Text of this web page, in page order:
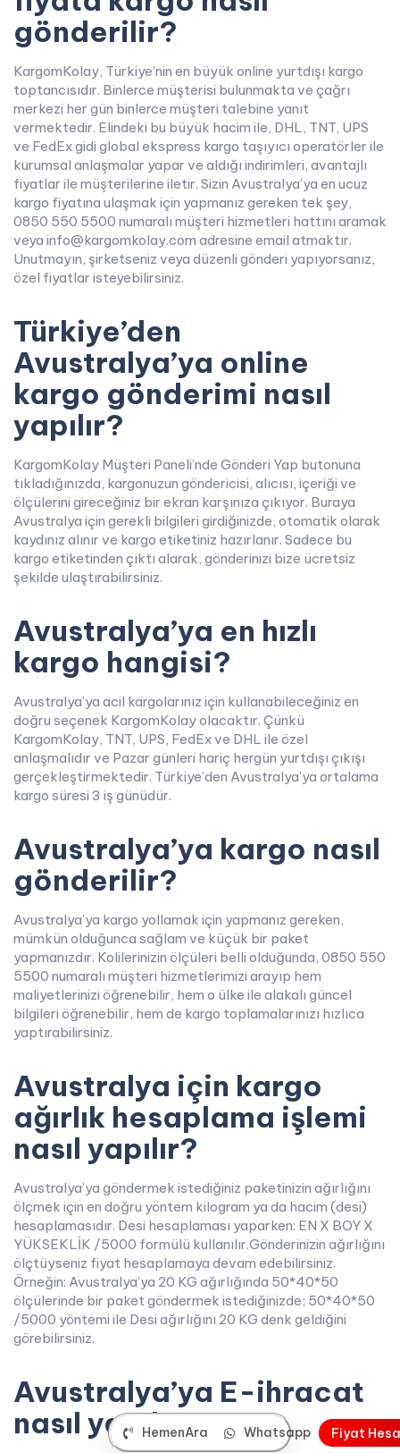
HemenAra Whatsapp Fiyat Hes
gönderilir?
KargomKolay, Türkiye’nin en büyük online yurtdışı kargo
toptancısıdır. Binlerce müşterisi bulunmakta ve çağrı
merkezi her gün binlerce müşteri talebine yanıt
vermektedir. Elindeki bu büyük hacim ile, DHL, TNT, UPS
ve FedEx gidi global ekspress kargo taşıyıcı operatörler ile
kurumsal anlaşmalar yapar ve aldığı indirimleri, avantajlı
fiyatlar ile müşterilerine iletir. Sizin Avustralya’ya en ucuz
kargo fiyatına ulaşmak için yapmanız gereken tek şey,
0850 550 5500 numaralı müşteri hizmetleri hattını aramak
veya info@kargomkolay.com adresine email atmaktır.
Unutmayın, şirketseniz veya düzenli gönderi yapıyorsanız,
özel fiyatlar isteyebilirsiniz.
Türkiye’den
Avustralya’ya online
kargo gönderimi nasıl
yapılır?
KargomKolay Müşteri Paneli’nde Gönderi Yap butonuna
tıkladığınızda, kargonuzun göndericisi, alıcısı, içeriği ve
ölçülerini gireceğiniz bir ekran karşınıza çıkıyor. Buraya
Avustralya için gerekli bilgileri girdiğinizde, otomatik olarak
kaydınız alınır ve kargo etiketiniz hazırlanır. Sadece bu
kargo etiketinden çıktı alarak, gönderinizi bize ücretsiz
şekilde ulaştırabilirsiniz.
Avustralya’ya en hızlı
kargo hangisi?
Avustralya’ya acil kargolarınız için kullanabileceğiniz en
doğru seçenek KargomKolay olacaktır. Çünkü
KargomKolay, TNT, UPS, FedEx ve DHL ile özel
anlaşmalıdır ve Pazar günleri hariç hergün yurtdışı çıkışı
gerçekleştirmektedir. Türkiye’den Avustralya’ya ortalama
kargo süresi 3 iş günüdür.
Avustralya’ya kargo nasıl
gönderilir?
Avustralya’ya kargo yollamak için yapmanız gereken,
mümkün olduğunca sağlam ve küçük bir paket
yapmanızdır. Kolilerinizin ölçüleri belli olduğunda, 0850 550
5500 numaralı müşteri hizmetlerimizi arayıp hem
maliyetlerinizi öğrenebilir, hem o ülke ile alakalı güncel
bilgileri öğrenebilir, hem de kargo toplamalarınızı hızlıca
yaptırabilirsiniz.
Avustralya için kargo
ağırlık hesaplama işlemi
nasıl yapılır?
Avustralya’ya göndermek istediğiniz paketinizin ağırlığını
ölçmek için en doğru yöntem kilogram ya da hacim (desi)
hesaplamasıdır. Desi hesaplaması yaparken: EN X BOY X
YÜKSEKLİK /5000 formülü kullanılır.Gönderinizin ağırlığını
ölçtüyseniz fiyat hesaplamaya devam edebilirsiniz.
Örneğin: Avustralya’ya 20 KG ağırlığında 50*40*50
ölçülerinde bir paket göndermek istediğinizde; 50*40*50
/5000 yöntemi ile Desi ağırlığını 20 KG denk geldiğini
görebilirsiniz.
Avustralya’ya E-ihracat
nasıl yapılır?